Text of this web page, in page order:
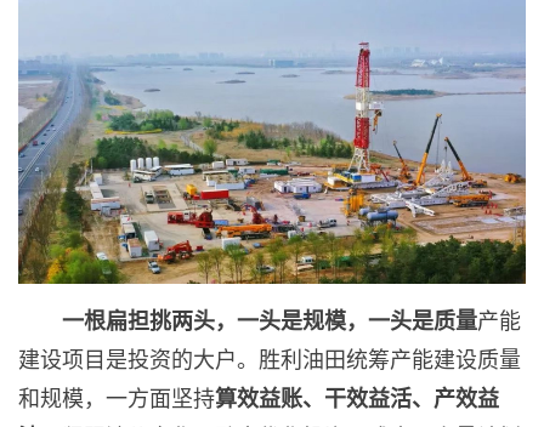
一根扁担挑两头，一头是规模，一头是质量产能
建设项目是投资的大户。胜利油田统筹产能建设质量
和规模，一方面坚持算效益账、干效益活、产效益